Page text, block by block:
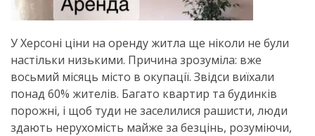
У Херсоні ціни на оренду житла ще ніколи не були
настільки низькими. Причина зрозуміла: вже
восьмий місяць місто в окупації. Звідси виїхали
понад 60% жителів. Багато квартир та будинків
порожні, і щоб туди не заселилися рашисти, люди
здають нерухомість майже за безцінь, розуміючи,